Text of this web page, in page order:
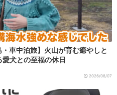
車中泊旅】火山が育む癒やしと
犬との至福の休日
2026/08/07